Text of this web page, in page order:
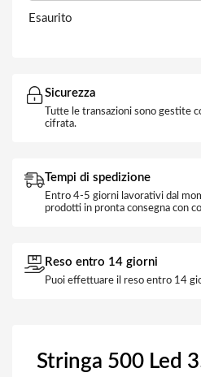
Esaurito
Sicurezza
Tutte le transazioni sono gestite
cifrata.
Tempi di spedizione
Entro 4-5 giorni lavorativi dal
prodotti in pronta consegna con
Reso entro 14 giorni
Puoi effettuare il reso entro 14
Stringa 500 Led